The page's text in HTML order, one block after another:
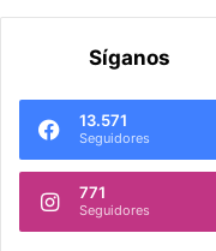
Síganos
13.571
Seguidores
771
Seguidores